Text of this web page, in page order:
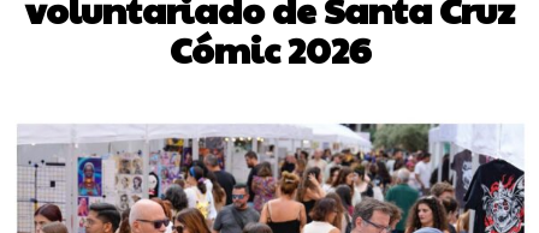
Cómic 2026